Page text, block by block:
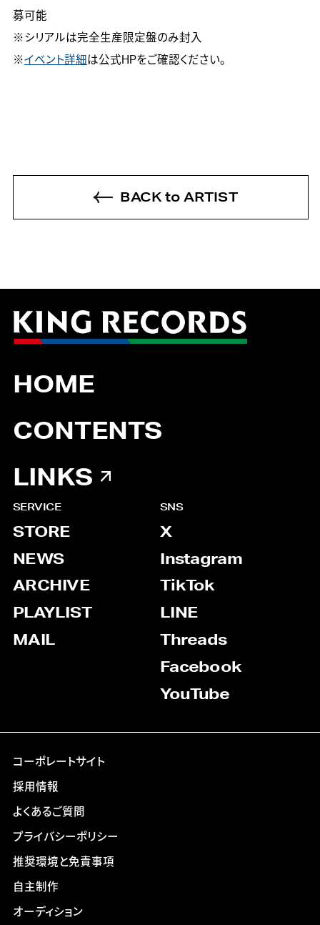
募可能
※シリアルは完全生産限定盤のみ封入
※イベント詳細は公式HPをご確認ください。
BACK to ARTIST
HOME
CONTENTS
LINKS
SERVICE
STORE
NEWS
ARCHIVE
PLAYLIST
MAIL
SNS
X
Instagram
TikTok
LINE
Threads
Facebook
YouTube
コーポレートサイト
採用情報
よくあるご質問
プライバシーポリシー
推奨環境と免責事項
自主制作
オーディション